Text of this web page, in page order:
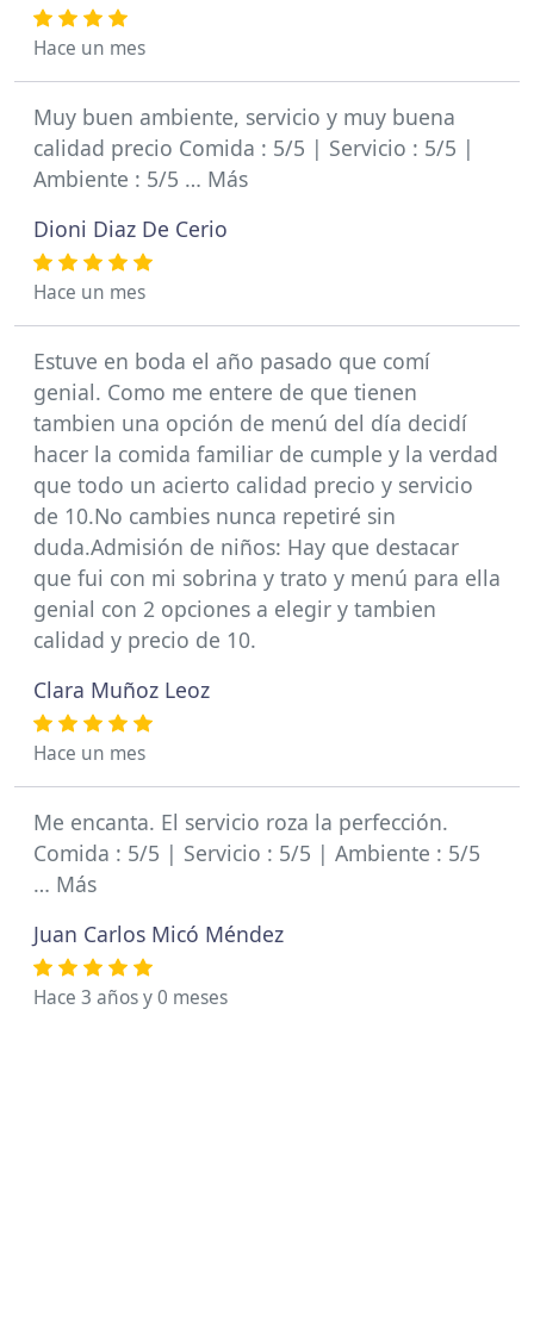
Hace un mes
Muy buen ambiente, servicio y muy buena
calidad precio Comida : 5/5 | Servicio : 5/5 |
Ambiente : 5/5 … Más
Dioni Diaz De Cerio
Hace un mes
Estuve en boda el año pasado que comí
genial. Como me entere de que tienen
tambien una opción de menú del día decidí
hacer la comida familiar de cumple y la verdad
que todo un acierto calidad precio y servicio
de 10.No cambies nunca repetiré sin
duda.Admisión de niños: Hay que destacar
que fui con mi sobrina y trato y menú para ella
genial con 2 opciones a elegir y tambien
calidad y precio de 10.
Clara Muñoz Leoz
Hace un mes
Me encanta. El servicio roza la perfección.
Comida : 5/5 | Servicio : 5/5 | Ambiente : 5/5
… Más
Juan Carlos Micó Méndez
Hace 3 años y 0 meses